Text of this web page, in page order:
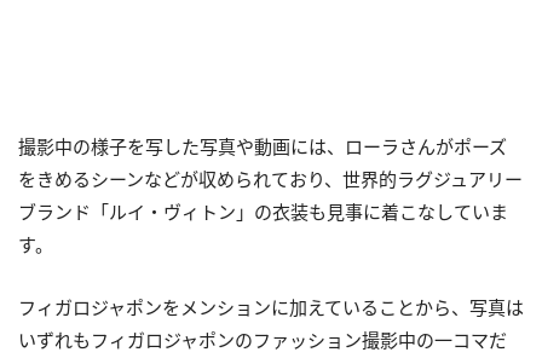
撮影中の様子を写した写真や動画には、ローラさんがポーズ
をきめるシーンなどが収められており、世界的ラグジュアリー
ブランド「ルイ・ヴィトン」の衣装も見事に着こなしていま
す。
フィガロジャポンをメンションに加えていることから、写真は
いずれもフィガロジャポンのファッション撮影中の一コマだ